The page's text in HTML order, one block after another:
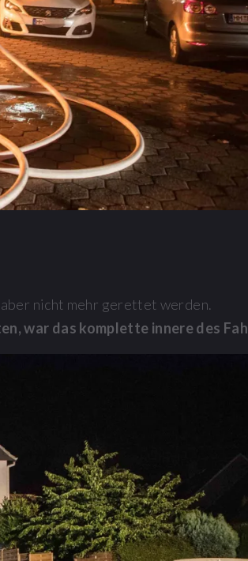
nicht mehr gerettet werden.
war das komplette innere des